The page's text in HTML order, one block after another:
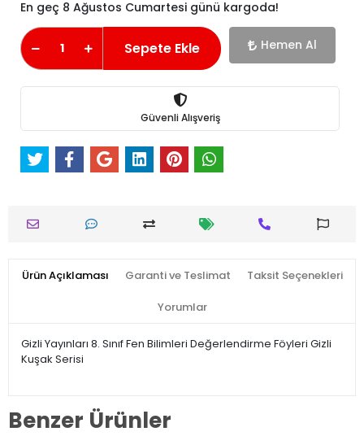
En geç 8 Ağustos Cumartesi günü kargoda!
Sepete Ekle Hemen Al
Güvenli Alışveriş
Ürün Açıklaması Garanti ve Teslimat Taksit Seçenekleri
Yorumlar
Gizli Yayınları 8. Sınıf Fen Bilimleri Değerlendirme Föyleri Gizli
Kuşak Serisi
Benzer Ürünler